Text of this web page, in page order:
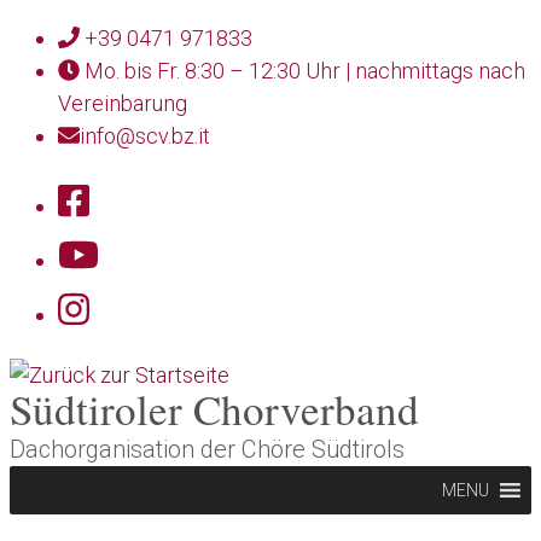
Zum
Inhalt
springen
+39 0471 971833
Mo. bis Fr. 8:30 – 12:30 Uhr | nachmittags nach
Vereinbarung
info@scv.bz.it
Südtiroler Chorverband
Dachorganisation der Chöre Südtirols
MENU